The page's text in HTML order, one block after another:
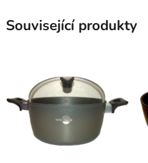
Související produkty